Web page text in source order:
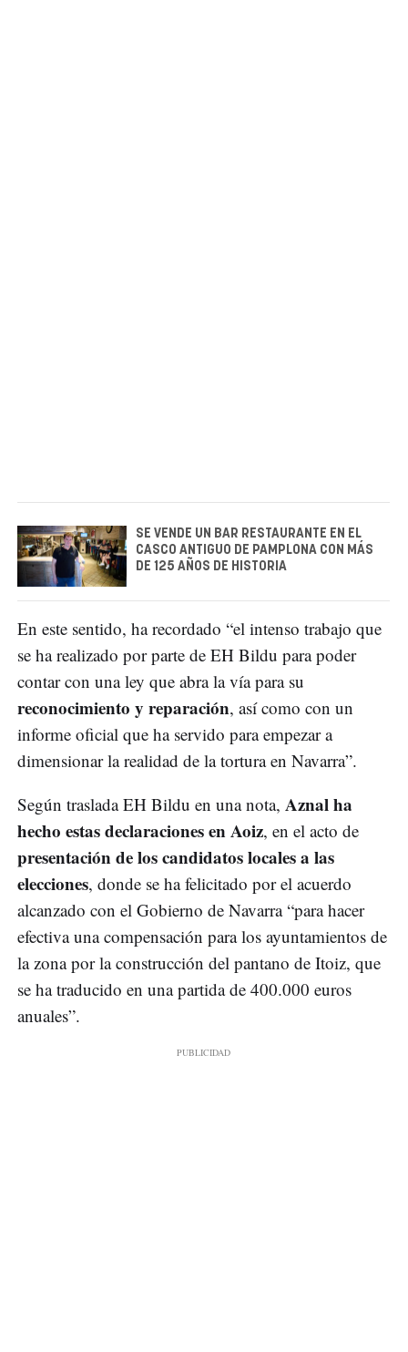
SE VENDE UN BAR RESTAURANTE EN EL
CASCO ANTIGUO DE PAMPLONA CON MÁS
DE 125 AÑOS DE HISTORIA
En este sentido, ha recordado “el intenso trabajo que
se ha realizado por parte de EH Bildu para poder
contar con una ley que abra la vía para su
reconocimiento y reparación, así como con un
informe oficial que ha servido para empezar a
dimensionar la realidad de la tortura en Navarra”.
Según traslada EH Bildu en una nota, Aznal ha
hecho estas declaraciones en Aoiz, en el acto de
presentación de los candidatos locales a las
elecciones, donde se ha felicitado por el acuerdo
alcanzado con el Gobierno de Navarra “para hacer
efectiva una compensación para los ayuntamientos de
la zona por la construcción del pantano de Itoiz, que
se ha traducido en una partida de 400.000 euros
anuales”.